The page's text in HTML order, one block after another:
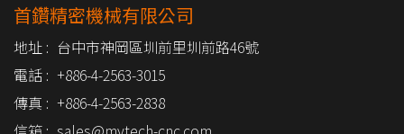
首鑽精密機械有限公司
地址 : 台中市神岡區圳前里圳前路46號
電話 : +886-4-2563-3015
傳真 : +886-4-2563-2838